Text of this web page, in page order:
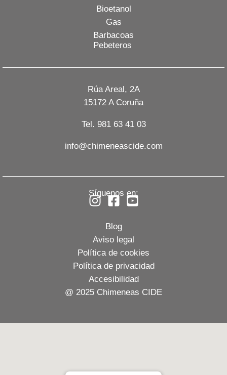
Rúa Areal, 2A
15172 A Coruña
Tel. 981 63 41 03
info@chimeneascide.com
Síguenos en:
Blog
Aviso legal
Política de cookies
Política de privacidad
Accesibilidad
@ 2025 Chimeneas CIDE
Bioetanol
Gas
Barbacoas
Pebeteros